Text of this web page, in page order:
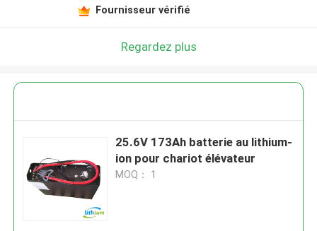
Fournisseur vérifié
Regardez plus
25.6V 173Ah batterie au lithium-
ion pour chariot élévateur
MOQ： 1